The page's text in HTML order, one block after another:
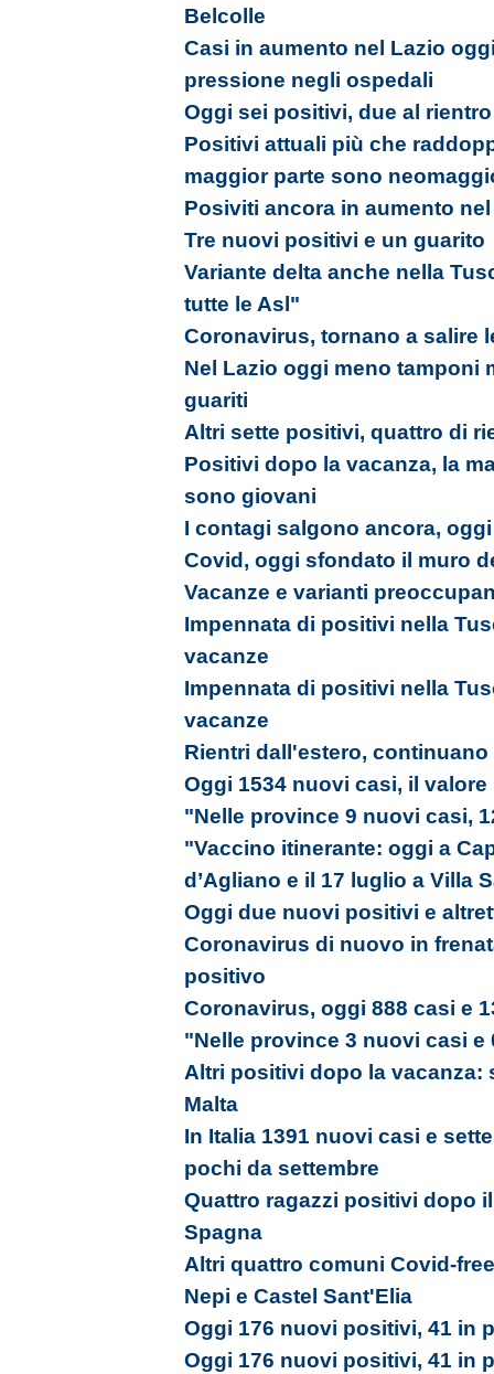
Belcolle
Casi in aumento nel Lazio
pressione negli ospedali
Oggi sei positivi, due al
Positivi attuali più che
maggior parte sono
Posiviti ancora in aumento
Tre nuovi positivi e un guarito
Variante delta anche nella
tutte le Asl"
Coronavirus, tornano a salire
Nel Lazio oggi meno tamponi
guariti
Altri sette positivi, quattro di
Positivi dopo la vacanza, la
sono giovani
I contagi salgono ancora,
Covid, oggi sfondato il muro
Vacanze e varianti
Impennata di positivi nella
vacanze
Impennata di positivi nella
vacanze
Rientri dall'estero,
Oggi 1534 nuovi casi, il
"Nelle province 9 nuovi casi,
"Vaccino itinerante: oggi a
d’Agliano e il 17 luglio a Villa
Oggi due nuovi positivi e
Coronavirus di nuovo in
positivo
Coronavirus, oggi 888 casi e
"Nelle province 3 nuovi casi
Altri positivi dopo la vacanza:
Malta
In Italia 1391 nuovi casi e
pochi da settembre
Quattro ragazzi positivi dopo
Spagna
Altri quattro comuni Covid-
Nepi e Castel Sant'Elia
Oggi 176 nuovi positivi, 41 in
Oggi 176 nuovi positivi, 41 in